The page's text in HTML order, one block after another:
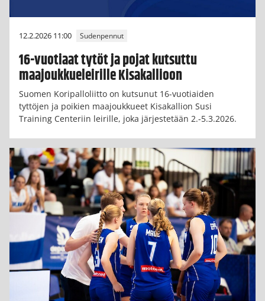
12.2.2026 11:00 Sudenpennut
16-vuotiaat tytöt ja pojat kutsuttu
maajoukkueleirille Kisakallioon
Suomen Koripalloliitto on kutsunut 16-vuotiaiden
tyttöjen ja poikien maajoukkueet Kisakallion Susi
Training Centeriin leirille, joka järjestetään 2.-5.3.2026.